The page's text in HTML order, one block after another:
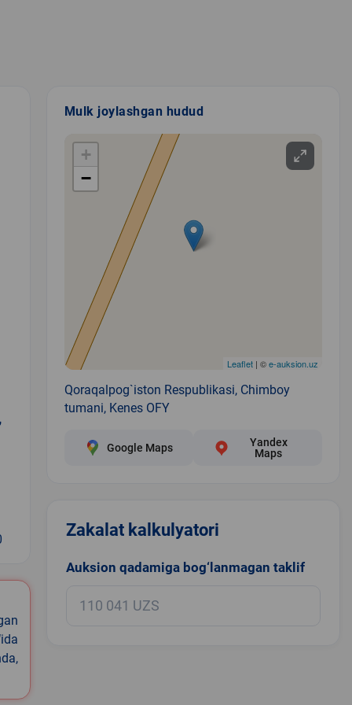
Mulk joylashgan hudud
+
−
Leaflet| ©e-auksion.uz
Qoraqalpog`iston Respublikasi, Chimboy
tumani, Kenes OFY
Google Maps
Yandex
Maps
Zakalat kalkulyatori
Auksion qadamiga bog‘lanmagan taklif